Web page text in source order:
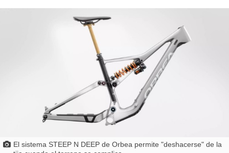
El sistema STEEP N DEEP de Orbea permite "deshacerse" de la